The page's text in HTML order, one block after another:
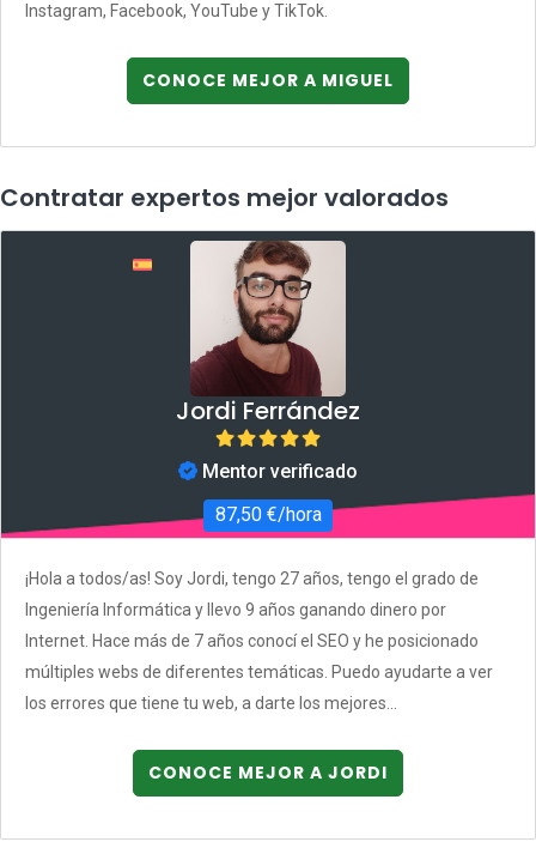
Instagram, Facebook, YouTube y TikTok.
CONOCE MEJOR A MIGUEL
Contratar expertos mejor valorados
Jordi Ferrández
Mentor verificado
87,50 €/hora
¡Hola a todos/as! Soy Jordi, tengo 27 años, tengo el grado de
Ingeniería Informática y llevo 9 años ganando dinero por
Internet. Hace más de 7 años conocí el SEO y he posicionado
múltiples webs de diferentes temáticas. Puedo ayudarte a ver
los errores que tiene tu web, a darte los mejores...
CONOCE MEJOR A JORDI